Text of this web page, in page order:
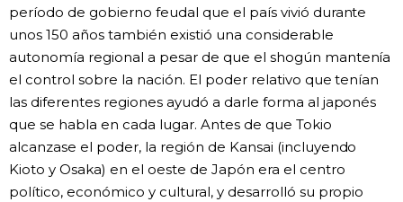
período de gobierno feudal que el país vivió durante
unos 150 años también existió una considerable
autonomía regional a pesar de que el shogún mantenía
el control sobre la nación. El poder relativo que tenían
las diferentes regiones ayudó a darle forma al japonés
que se habla en cada lugar. Antes de que Tokio
alcanzase el poder, la región de Kansai (incluyendo
Kioto y Osaka) en el oeste de Japón era el centro
político, económico y cultural, y desarrolló su propio